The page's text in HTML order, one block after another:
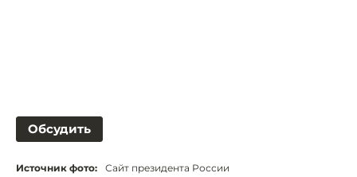
Обсудить
Источник фото: Сайт президента России